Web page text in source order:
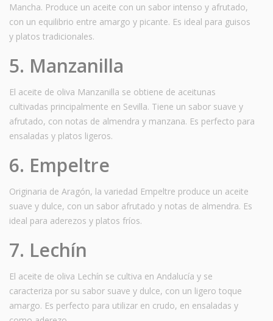
Mancha. Produce un aceite con un sabor intenso y afrutado,
con un equilibrio entre amargo y picante. Es ideal para guisos
y platos tradicionales.
5. Manzanilla
El aceite de oliva Manzanilla se obtiene de aceitunas
cultivadas principalmente en Sevilla. Tiene un sabor suave y
afrutado, con notas de almendra y manzana. Es perfecto para
ensaladas y platos ligeros.
6. Empeltre
Originaria de Aragón, la variedad Empeltre produce un aceite
suave y dulce, con un sabor afrutado y notas de almendra. Es
ideal para aderezos y platos fríos.
7. Lechín
El aceite de oliva Lechín se cultiva en Andalucía y se
caracteriza por su sabor suave y dulce, con un ligero toque
amargo. Es perfecto para utilizar en crudo, en ensaladas y